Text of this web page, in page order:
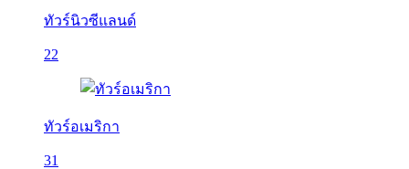
ทัวร์นิวซีแลนด์
22
ทัวร์อเมริกา
31